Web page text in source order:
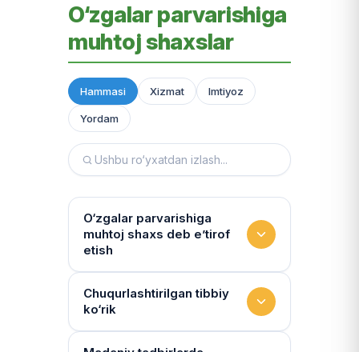
O‘zgalar parvarishiga
muhtoj shaxslar
Hammasi Xizmat Imtiyoz
Yordam
O‘zgalar parvarishiga
muhtoj shaxs deb e’tirof
etish
Yashash sharoitini kim
baholaydi?
Multidissiplinar guruh: "Inson"
Chuqurlashtirilgan tibbiy
ko‘rik